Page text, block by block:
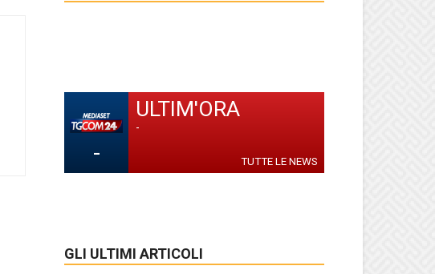
-
ULTIM'ORA
-
TUTTE LE NEWS
GLI ULTIMI ARTICOLI